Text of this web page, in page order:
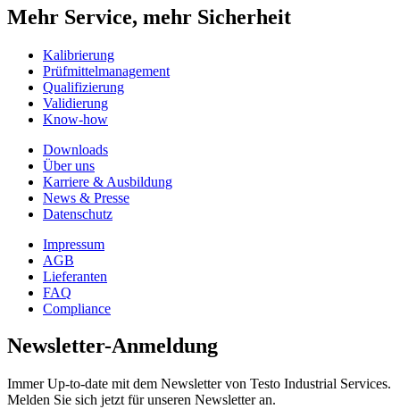
Mehr Service, mehr Sicherheit
Kalibrierung
Prüfmittelmanagement
Qualifizierung
Validierung
Know-how
Downloads
Über uns
Karriere & Ausbildung
News & Presse
Datenschutz
Impressum
AGB
Lieferanten
FAQ
Compliance
Newsletter-Anmeldung
Immer Up-to-date mit dem Newsletter von Testo Industrial Services.
Melden Sie sich jetzt für unseren Newsletter an.